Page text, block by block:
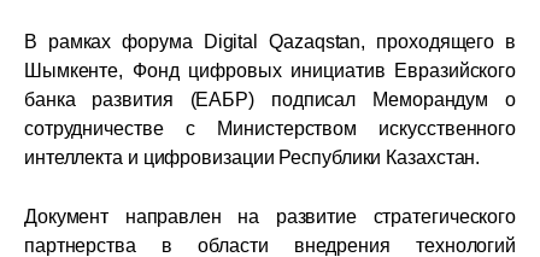
В рамках форума Digital Qazaqstan, проходящего в
Шымкенте, Фонд цифровых инициатив Евразийского
банка развития (ЕАБР) подписал
Меморандум о
сотрудничестве с Министерством искусственного
интеллекта и цифровизации Республики Казахстан.
Документ направлен на развитие стратегического
партнерства в области внедрения технологий